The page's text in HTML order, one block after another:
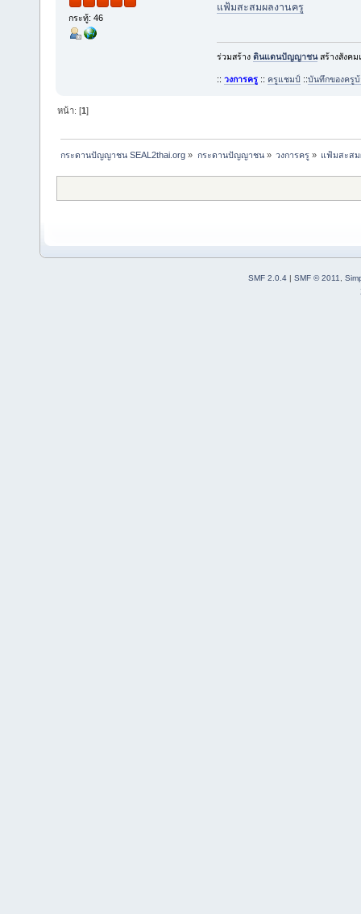
กระทู้: 46
แฟ้มสะสมผลงานครู
ร่วมสร้าง ดินแดนปัญญาชนสร้างสังคม
:: วงการครู:: ครูแชมป์ ::บันทึกของครู
หน้า: [1]
กระดานปัญญาชน SEAL2thai.org » กระดานปัญญาชน» วงการครู» แฟ้มสะสม
SMF 2.0.4 | SMF © 2011